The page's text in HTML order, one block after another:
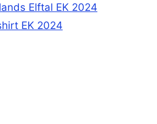
Elftal EK 2024
EK 2024